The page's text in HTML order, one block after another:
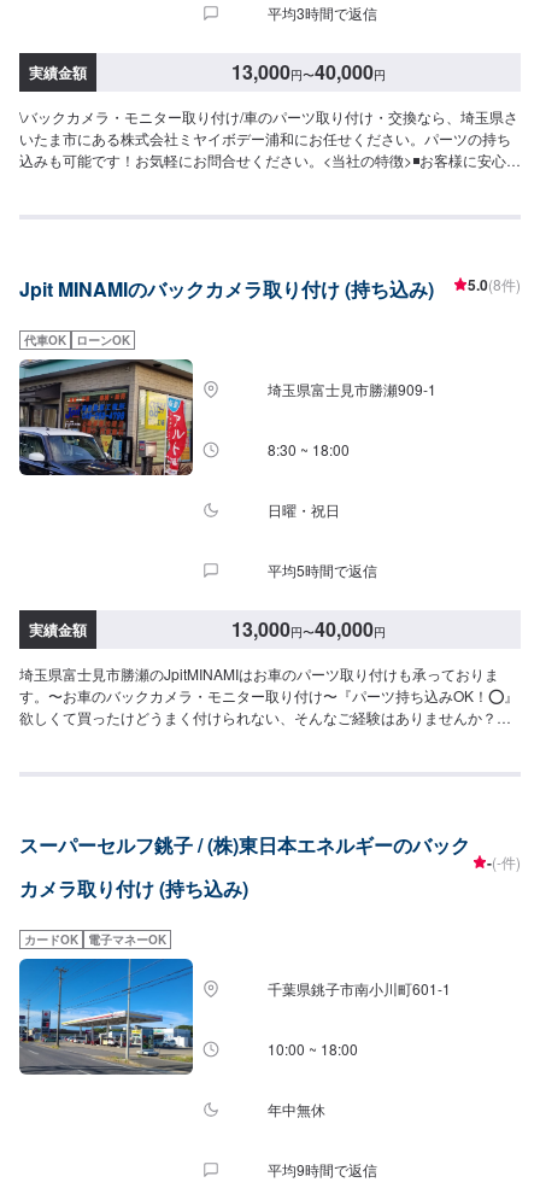
平均3時間で返信
実績金額 13,000円〜40,000円
\バックカメラ・モニター取り付け/車のパーツ取り付け・交換なら、埼玉県さ
いたま市にある株式会社ミヤイボデー浦和にお任せください。パーツの持ち
込みも可能です！お気軽にお問合せください。<当社の特徴>◾お客様に安心・
となどは実務経験の長いスタッフが丁寧にわかりやすく説明いたしますの
【作業の流れ】【1】お問い合わせ【2】車の確認・お見積もりの作成【3】
ト【代車について】作業中にお車が必要なお客様には、代車をお出しするこ
ともできますので事前にご相談ください。代車は、ご希望の車種がお選びい
ただけ、ほぼすべてにETC、ナビが付いております。※代車の燃料代はお客様
にご負担いただいております。【定休日・営業時間】定休日：不定休日曜日
はお問い合わせください。営業時間：9:00~18:00
Jpit MINAMIのバックカメラ取り付け (持ち込み) 5.0(8件)
代車OK ローンOK
埼玉県富士見市勝瀬909‐1
8:30 ~ 18:00
日曜・祝日
平均5時間で返信
実績金額 13,000円〜40,000円
埼玉県富士見市勝瀬のJpitMINAMIはお車のパーツ取り付けも承っておりま
す。〜お車のバックカメラ・モニター取り付け〜『パーツ持ち込みOK！⭕️』
欲しくて買ったけどうまく付けられない、そんなご経験はありませんか？ジ
【1】オファーにてお問い合わせ【2】お見積り【3】お見積りにご納得いた
負担いただいております。『営業時間・定休日』営業時間：8:30〜18:00定休
スーパーセルフ銚子 / (株)東日本エネルギーのバック
カメラ取り付け (持ち込み)
-(-件)
カードOK 電子マネーOK
千葉県銚子市南小川町601-1
10:00 ~ 18:00
年中無休
平均9時間で返信